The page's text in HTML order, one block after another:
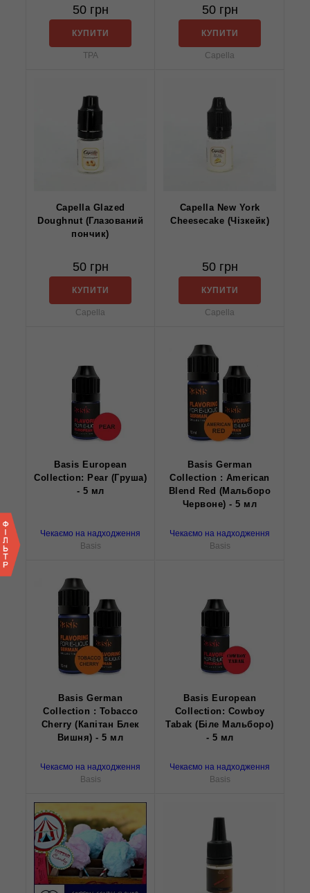
50 грн
КУПИТИ
TPA
50 грн
КУПИТИ
Capella
Capella Glazed
Doughnut (Глазований
пончик)
50 грн
КУПИТИ
Capella
Capella New York
Cheesecake (Чізкейк)
50 грн
КУПИТИ
Capella
Basis European
Collection: Pear (Груша)
- 5 мл
Чекаємо на надходження
Basis
Basis German
Collection : American
Blend Red (Мальборо
Червоне) - 5 мл
Чекаємо на надходження
Basis
Basis German
Collection : Tobacco
Cherry (Капітан Блек
Вишня) - 5 мл
Чекаємо на надходження
Basis
Basis European
Collection: Cowboy
Tabak (Біле Мальборо)
- 5 мл
Чекаємо на надходження
Basis